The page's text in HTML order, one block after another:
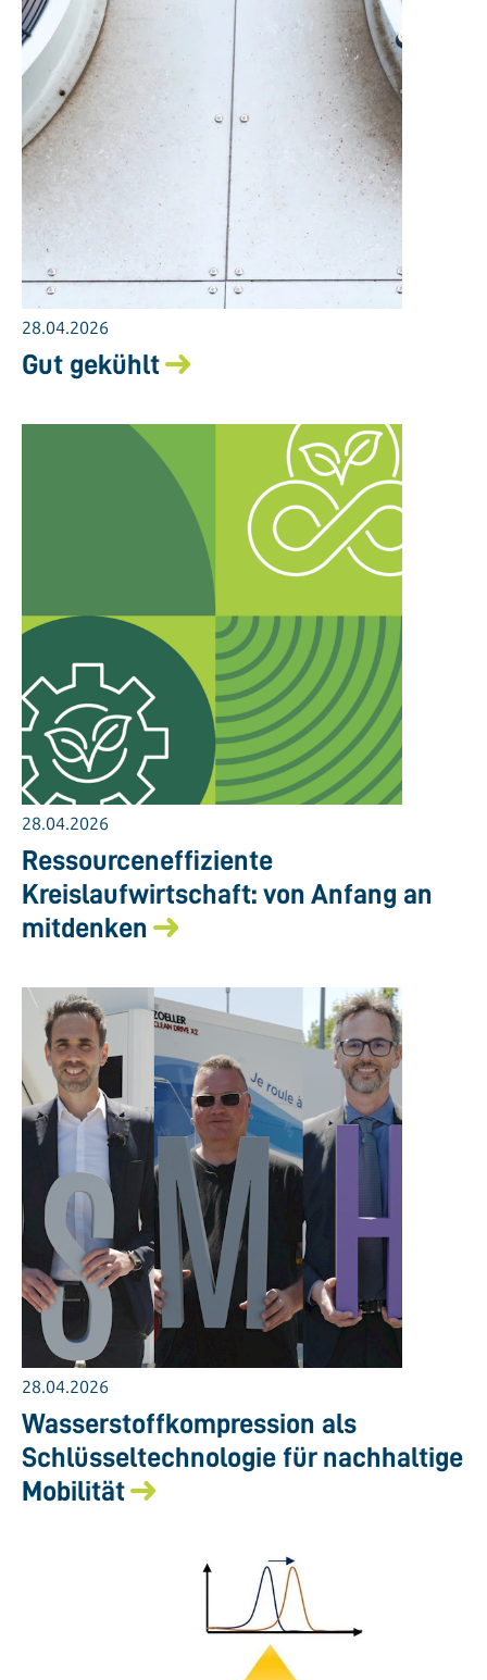
28.04.2026
Gut gekühlt
28.04.2026
Ressourceneffiziente
Kreislaufwirtschaft: von Anfang an
mitdenken
28.04.2026
Wasserstoffkompression als
Schlüsseltechnologie für nachhaltige
Mobilität